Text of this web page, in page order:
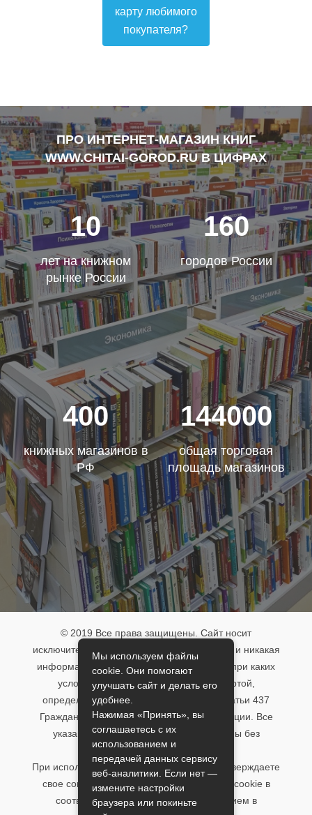
карту любимого
покупателя?
ПРО ИНТЕРНЕТ-МАГАЗИН КНИГ
WWW.CHITAI-GOROD.RU В ЦИФРАХ
10
лет на книжном
рынке России
160
городов России
400
книжных магазинов в
РФ
144000
общая торговая
площадь магазинов
© 2019 Все права защищены. Сайт носит
исключительно информационный характер и никакая
информация, опубликованная на нём, ни при каких
условиях не является публичной офертой,
определяемой положениями пункта 2 статьи 437
Гражданского кодекса Российской Федерации. Все
указанные условия могут быть изменены без
предварительного уведомления.
При использовании данного сайта, вы подтверждаете
свое согласие на использование файлов cookie в
соответствии с настоящим уведомлением в
Мы используем файлы
cookie. Они помогают
улучшать сайт и делать его
удобнее.
Нажимая «Принять», вы
соглашаетесь с их
использованием и
передачей данных сервису
веб-аналитики. Если нет —
измените настройки
браузера или покиньте